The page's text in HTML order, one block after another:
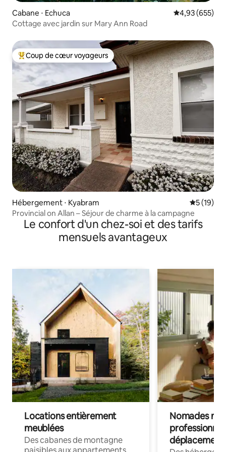
Cabane ⋅ Echuca Évaluation
4,93 (655)
Cottage avec jardin sur Mary Ann Road
Coups de cœur voyageurs les plus appréciés
Coup de cœur voyageurs
Hébergement ⋅ Kyabram
5 (19)
Provincial on Allan – Séjour de charme à la campagne
Le confort d'un chez-soi et des tarifs
mensuels avantageux
Locations entièrement
meublées
Des cabanes de montagne
Nomades
déplacement